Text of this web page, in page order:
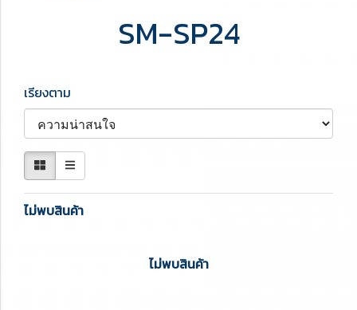
SM-SP24
เรียงตาม
ไม่พบสินค้า
ไม่พบสินค้า